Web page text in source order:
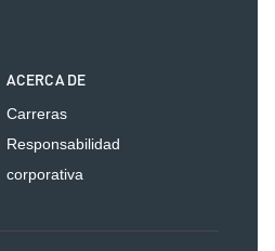
ACERCA DE
Carreras
Responsabilidad
corporativa